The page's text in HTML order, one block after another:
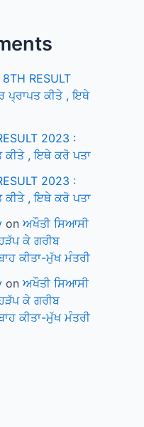
8TH RESULT
ਪ੍ਰਾਪਤ ਕੀਤੇ , ਇਥੇ
2023 :
ਕੀਤੇ , ਇਥੇ ਕਰੋ ਪਤਾ
2023 :
ਕੀਤੇ , ਇਥੇ ਕਰੋ ਪਤਾ
on ਅਖੌਤੀ ਸਿਆਸੀ
ਕੇ ਗਰੀਬ
ਕੀਤਾ-ਮੁੱਖ ਮੰਤਰੀ
on ਅਖੌਤੀ ਸਿਆਸੀ
ਕੇ ਗਰੀਬ
ਕੀਤਾ-ਮੁੱਖ ਮੰਤਰੀ